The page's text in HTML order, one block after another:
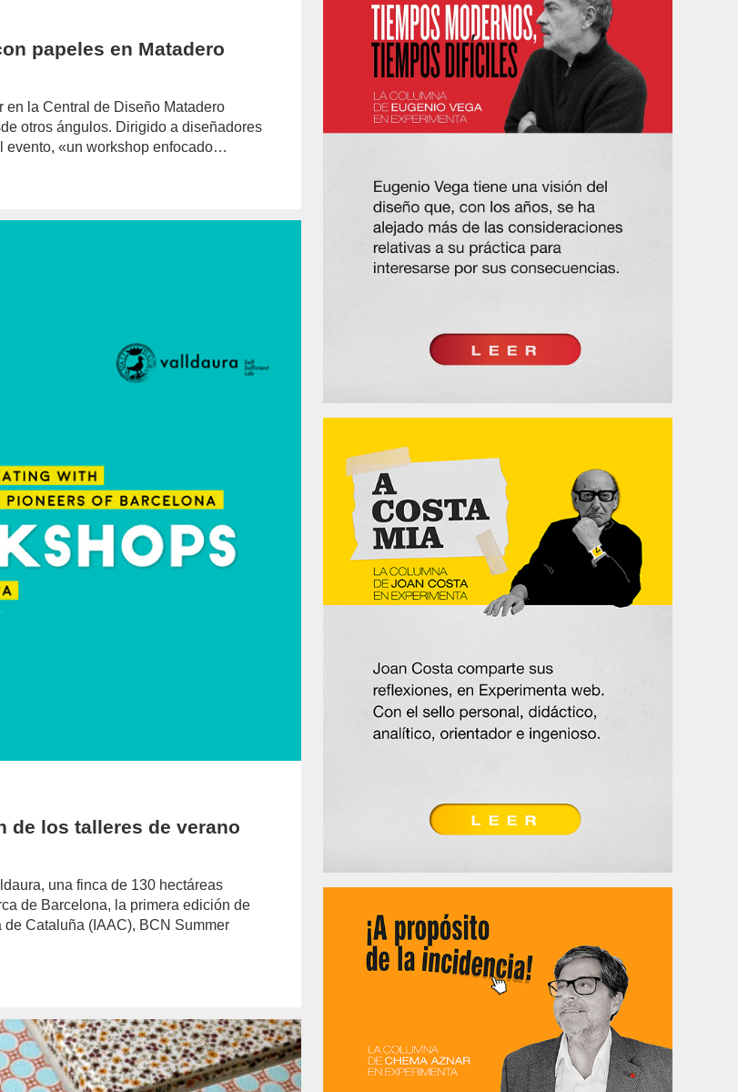
papeles en Matadero
en la Central de Diseño Matadero
otros ángulos. Dirigido a diseñadores
evento, «un workshop enfocado…
de los talleres de verano
una finca de 130 hectáreas
de Barcelona, la primera edición de
de Cataluña (IAAC), BCN Summer